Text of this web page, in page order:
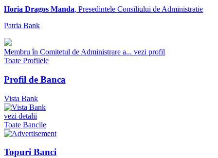
Horia Dragos Manda, Presedintele Consiliului de Administratie
Patria Bank
Membru în Comitetul de Administrare a... vezi profil
Toate Profilele
Profil de Banca
Vista Bank
vezi detalii
Toate Bancile
Topuri Banci